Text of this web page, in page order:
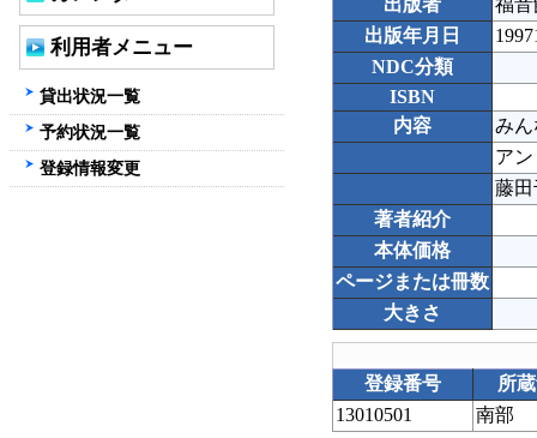
出版者
福
出版年月日
NDC分類
ISBN
内容
み
ア
藤
著者紹介
本体価格
ページまたは冊数
大きさ
登録番号
所
13010501
南部
利用者メニュー
貸出状況一覧
予約状況一覧
登録情報変更